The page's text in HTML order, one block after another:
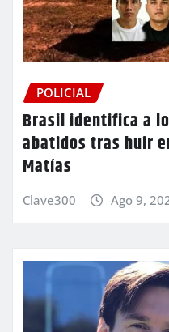
POLICIAL
Brasil identifica a
abatidos tras huir
Matías
Clave300 Ago 9,